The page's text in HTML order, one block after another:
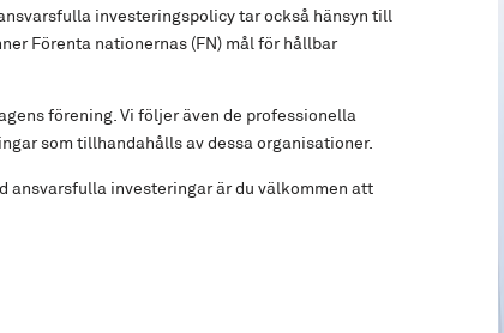
investeringspolicy tar också hänsyn till
Förenta nationernas (FN) mål för hållbar
förening. Vi följer även de professionella
som tillhandahålls av dessa organisationer.
ansvarsfulla investeringar är du välkommen att